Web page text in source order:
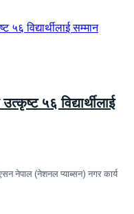
५६ विद्यार्थीलाई
नेपाल (नेशनल प्याब्सन) नगर कार्य